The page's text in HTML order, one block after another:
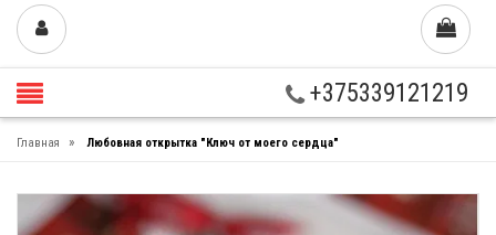
+375339121219
Главная » Любовная открытка "Ключ от моего сердца"